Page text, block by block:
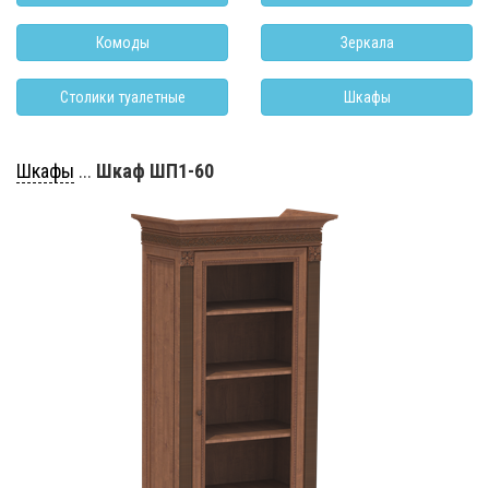
Комоды Зеркала
Столики туалетные Шкафы
Шкафы ... Шкаф ШП1-60